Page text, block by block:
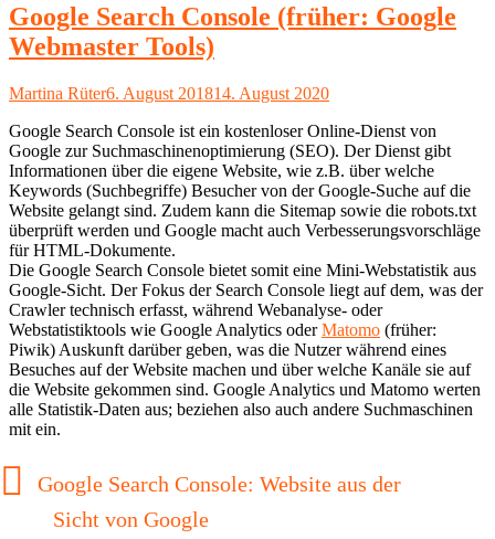
Google Search Console (früher: Google
Webmaster Tools)
Autor
Martina RüterVeröffentlicht
6. August 201814. August 2020
Google Search Console ist ein kostenloser Online-Dienst von
Google zur Suchmaschinenoptimierung (SEO). Der Dienst gibt
Informationen über die eigene Website, wie z.B. über welche
Keywords (Suchbegriffe) Besucher von der Google-Suche auf die
Website gelangt sind. Zudem kann die Sitemap sowie die robots.txt
überprüft werden und Google macht auch Verbesserungsvorschläge
für HTML-Dokumente.
Die Google Search Console bietet somit eine Mini-Webstatistik aus
Google-Sicht. Der Fokus der Search Console liegt auf dem, was der
Crawler technisch erfasst, während Webanalyse- oder
Webstatistiktools wie Google Analytics oderMatomo (früher:
Piwik) Auskunft darüber geben, was die Nutzer während eines
Besuches auf der Website machen und über welche Kanäle sie auf
die Website gekommen sind. Google Analytics und Matomo werten
alle Statistik-Daten aus; beziehen also auch andere Suchmaschinen
mit ein.
Google Search Console: Website aus der
Sicht von Google